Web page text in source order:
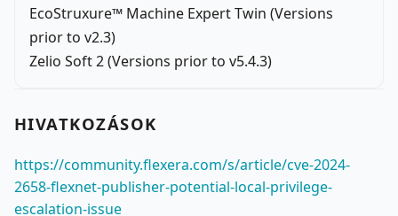
EcoStruxure™ Machine Expert Twin (Versions
prior to v2.3)
Zelio Soft 2 (Versions prior to v5.4.3)
HIVATKOZÁSOK
https://community.flexera.com/s/article/cve-2024-
2658-flexnet-publisher-potential-local-privilege-
escalation-issue